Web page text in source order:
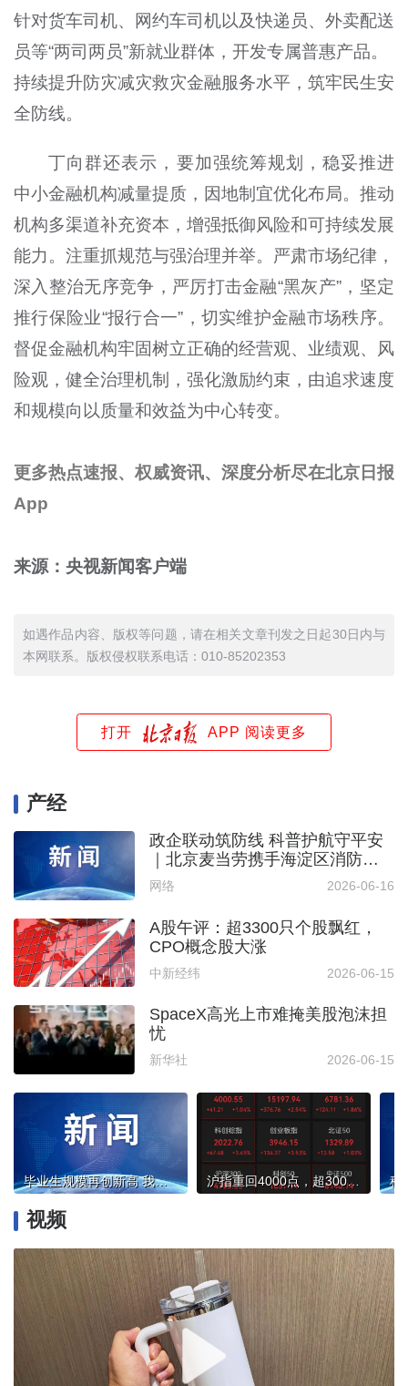
针对货车司机‌、‌网约车司机‌以及‌快递员‌、‌外卖配送
员等“两司两员”新就业群体，开发专属普惠产品。
持续提升防灾减灾救灾金融服务水平，筑牢民生安
全防线。
丁向群还表示，要加强统筹规划，稳妥推进
中小金融机构减量提质，因地制宜优化布局。推动
机构多渠道补充资本，增强抵御风险和可持续发展
能力。注重抓规范与强治理并举。严肃市场纪律，
深入整治无序竞争，严厉打击金融“黑灰产”，坚定
推行保险业“报行合一”，切实维护金融市场秩序。
督促金融机构牢固树立正确的经营观、业绩观、风
险观，健全治理机制，强化激励约束，由追求速度
和规模向以质量和效益为中心转变。
更多热点速报、权威资讯、深度分析尽在北京日报
App
来源：央视新闻客户端
如遇作品内容、版权等问题，请在相关文章刊发之日起30日内与
本网联系。版权侵权联系电话：010-85202353
打开 APP 阅读更多
产经
政企联动筑防线 科普护航守平安
｜北京麦当劳携手海淀区消防救
援支队 五家消防主题餐厅正式授
牌落地
网络 2026-06-16
A股午评：超3300只个股飘红，
CPO概念股大涨
中新经纬 2026-06-15
SpaceX高光上市难掩美股泡沫担
忧
新华社 2026-06-15
毕业生规模再创新高 我爱我家携两万余房源助力青年安居北京 沪指重回4000点，超3000只个股上涨
视频